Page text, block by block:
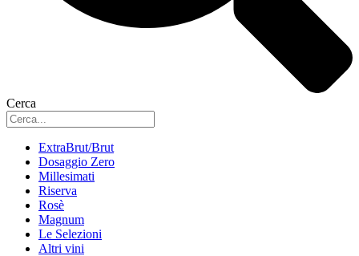
Cerca
ExtraBrut/Brut
Dosaggio Zero
Millesimati
Riserva
Rosè
Magnum
Le Selezioni
Altri vini